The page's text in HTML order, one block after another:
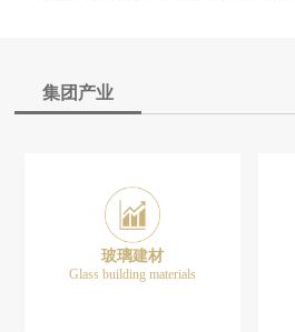
集团产业
玻璃建材
Glass building materials